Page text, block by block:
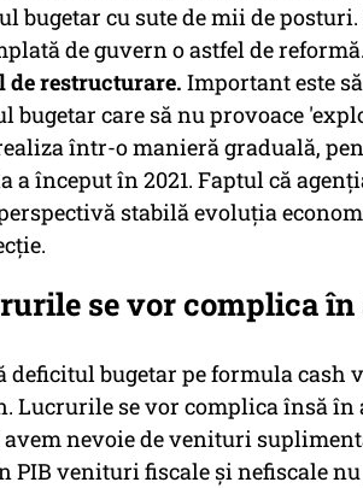
bugetar cu sute de mii de
de guvern o astfel de reformă.
de restructurare. Important este
bugetar care să nu provoace
într-o manieră graduală,
a început în 2021. Faptul că
stabilă evoluția
se vor complica în
deficitul bugetar pe formula cash
Lucrurile se vor complica însă în
avem nevoie de venituri
PIB venituri fiscale şi nefiscale